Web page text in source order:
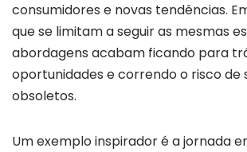
consumidores e novas tendências.
que se limitam a seguir as mesmas
abordagens acabam ficando para
oportunidades e correndo o risco de
obsoletos.
Um exemplo inspirador é a jornada